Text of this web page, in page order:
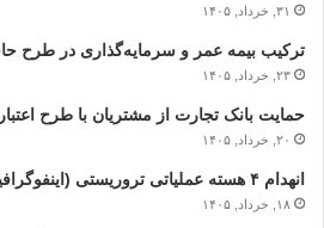
۳۱, خرداد, ۱۴۰۵
ترکیب بیمه عمر و سرمایه‌گذاری در طرح
۲۳, خرداد, ۱۴۰۵
حمایت بانک تجارت از مشتریان با طرح
۲۰, خرداد, ۱۴۰۵
انهدام ۴ هسته عملیاتی تروریستی (اینفوگرافیک)
۱۸, خرداد, ۱۴۰۵